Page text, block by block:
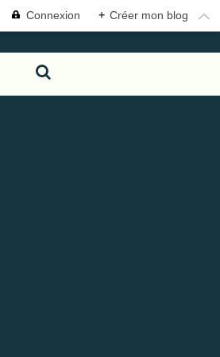
Connexion + Créer mon blog